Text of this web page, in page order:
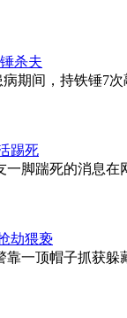
杀夫
持铁锤7次敲
踢死
踹死的消息在
劫猥亵
顶帽子抓获躲